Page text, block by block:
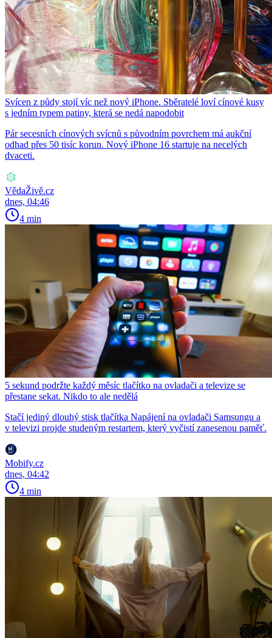
Svícen z půdy stojí víc než nový iPhone. Sběratelé loví cínové kusy
s jedním typem patiny, která se nedá napodobit
Pár secesních cínových svícnů s původním povrchem má aukční
odhad přes 50 tisíc korun. Nový iPhone 16 startuje na necelých
dvaceti.
VědaŽivě.cz
dnes, 04:46
4 min
5 sekund podržte každý měsíc tlačítko na ovladači a televize se
přestane sekat. Nikdo to ale nedělá
Stačí jediný dlouhý stisk tlačítka Napájení na ovladači Samsungu a
v televizi projde studeným restartem, který vyčistí zanesenou paměť.
Mobify.cz
dnes, 04:42
4 min